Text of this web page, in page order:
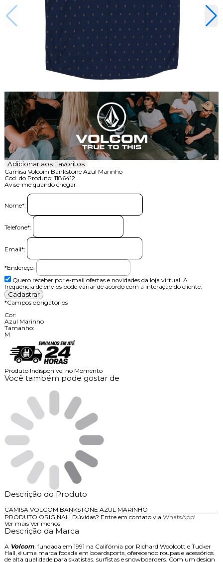
Adicionar aos Favoritos
Camisa Volcom Bankstone Azul Marinho
Cod. do Produto: 1186412
Avise-me quando chegar
Nome*:
Telefone*:
Email*:
*Endereço:
Quero receber por e-mail ofertas e novidades da loja virtual. A
frequência de envios pode variar de acordo com a interação do cliente.
*Campos obrigatórios
Cor:
Azul Marinho
Tamanho:
M
Produto Indisponível no Momento
Você também pode gostar de
Descrição do Produto
CAMISA VOLCOM BANKSTONE AZUL MARINHO
PRODUTO ORIGINAL! Dúvidas? Entre em contato via WhatsApp!
Ver mais Ver menos
Descrição da Marca
A Volcom, fundada em 1991 na Califórnia por Richard Woolcott e Tucker
Hall, é uma marca focada em boardsports, oferecendo roupas e acessórios
de alta qualidade para skatistas, surfistas e snowboarders. Com um design